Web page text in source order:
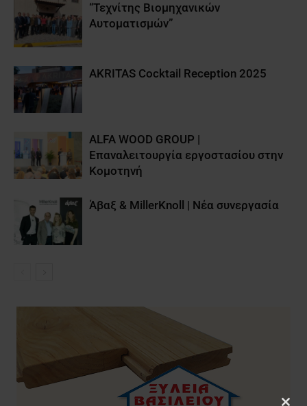
“Τεχνίτης Βιομηχανικών
Αυτοματισμών”
AKRITAS Cocktail Reception 2025
ALFA WOOD GROUP |
Επαναλειτουργία εργοστασίου στην
Κομοτηνή
Άβαξ & MillerKnoll | Νέα συνεργασία